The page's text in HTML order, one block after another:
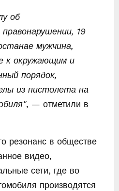
об
19
мужчина,
к окружающим и
порядок,
из пистолета на
, — отметили в
резонанс в обществе
видео,
сети, где во
производятся